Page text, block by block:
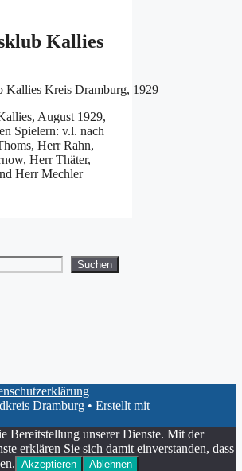
Kallies
Kallies Kreis Dramburg, 1929
August 1929,
Spielern: v.l. nach
Herr Rahn,
Herr Thäter,
Herr Mechler
Suchen
Dramburg • Erstellt mit
Bereitstellung unserer Dienste. Mit der
erklären Sie sich damit einverstanden, dass
Akzeptieren Ablehnen